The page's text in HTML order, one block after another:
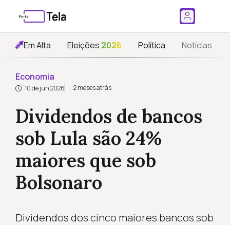
Em Alta Eleições 2026 Política Notícias
Economia
10 de jun 2026 2 meses atrás
Dividendos de bancos
sob Lula são 24%
maiores que sob
Bolsonaro
Dividendos dos cinco maiores bancos sob